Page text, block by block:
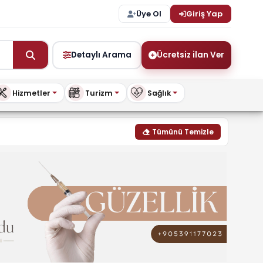
Üye Ol Giriş Yap
Detaylı Arama Ücretsiz ilan Ver
Hizmetler Turizm Sağlık
Tümünü Temizle